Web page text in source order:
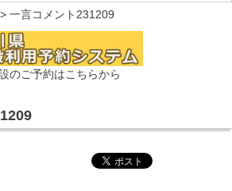
> 一言コメント231209
のご予約はこちらから